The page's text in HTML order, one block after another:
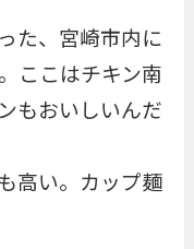
た、宮崎市内に
ここはチキン南
もおいしいんだ
高い。カップ麺